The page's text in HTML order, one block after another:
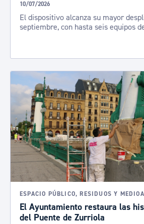
10/07/2026
El dispositivo alcanza su mayor
septiembre, con hasta seis equipos
ESPACIO PÚBLICO, RESIDUOS Y
El Ayuntamiento restaura las
del Puente de Zurriola